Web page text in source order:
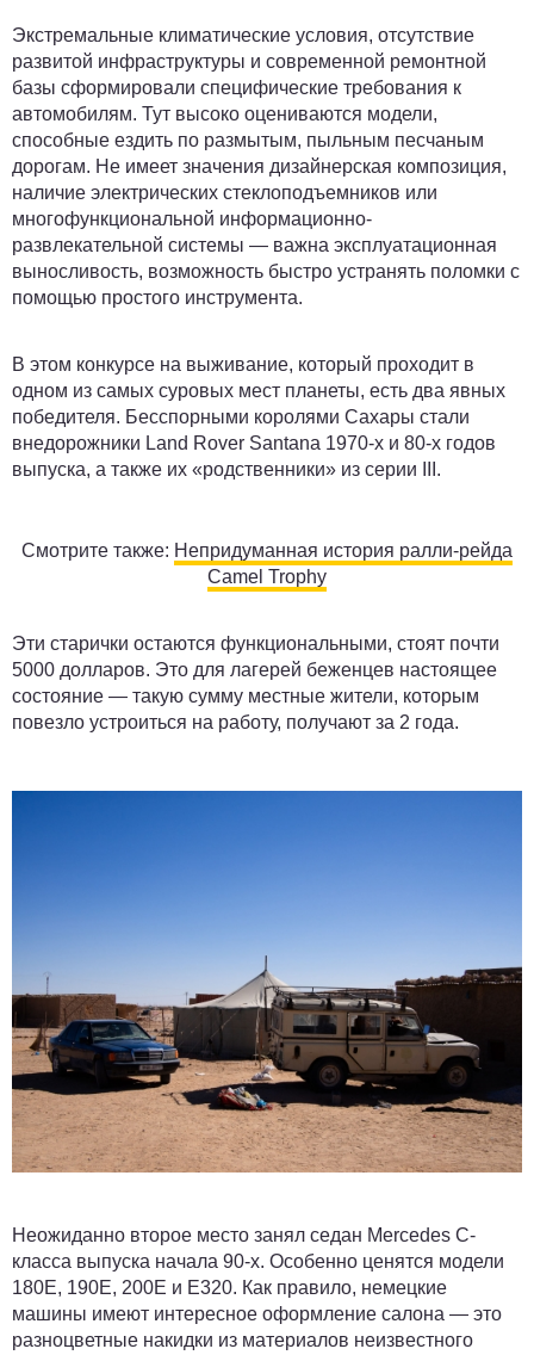
Экстремальные климатические условия, отсутствие
развитой инфраструктуры и современной ремонтной
базы сформировали специфические требования к
автомобилям. Тут высоко оцениваются модели,
способные ездить по размытым, пыльным песчаным
дорогам. Не имеет значения дизайнерская композиция,
наличие электрических стеклоподъемников или
многофункциональной информационно-
развлекательной системы — важна эксплуатационная
выносливость, возможность быстро устранять поломки с
помощью простого инструмента.
В этом конкурсе на выживание, который проходит в
одном из самых суровых мест планеты, есть два явных
победителя. Бесспорными королями Сахары стали
внедорожники Land Rover Santana 1970-х и 80-х годов
выпуска, а также их «родственники» из серии III.
Смотрите также: Непридуманная история ралли-рейда
Camel Trophy
Эти старички остаются функциональными, стоят почти
5000 долларов. Это для лагерей беженцев настоящее
состояние — такую сумму местные жители, которым
повезло устроиться на работу, получают за 2 года.
Неожиданно второе место занял седан Mercedes C-
класса выпуска начала 90-х. Особенно ценятся модели
180E, 190E, 200E и E320. Как правило, немецкие
машины имеют интересное оформление салона — это
разноцветные накидки из материалов неизвестного